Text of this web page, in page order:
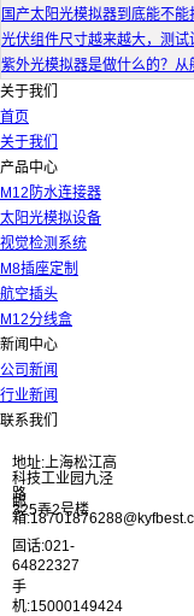
国产太阳光模拟器到底能不
光伏组件尺寸越来越大，测试
紫外光模拟器是做什么的？从
关于我们
首页
关于我们
产品中心
M12防水连接器
太阳光模拟设备
视觉检测系统
M8插座定制
航空插头
M12分线盒
新闻中心
公司新闻
行业新闻
联系我们
地址:上海松江高
科技工业园九泾
路
325弄2号楼
邮
箱
固话:021-
64822327
手
机:15000149424